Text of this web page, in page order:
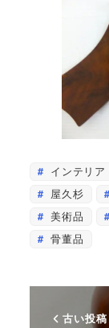
インテリア
屋久杉
美術品
骨董品
古い投稿